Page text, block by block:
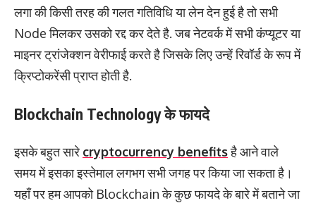
लगा की किसी तरह की गलत गतिविधि या लेन देन हुई है तो सभी
Node मिलकर उसको रद्द कर देते है. जब नेटवर्क में सभी कंप्यूटर या
माइनर ट्रांजेक्शन वेरीफाई करते है जिसके लिए उन्हें रिवॉर्ड के रूप में
क्रिप्टोकरेंसी प्राप्त होती है.
Blockchain Technology के फायदे
इसके बहुत सारे cryptocurrency benefitsहै आने वाले
समय में इसका इस्तेमाल लगभग सभी जगह पर किया जा सकता है।
यहाँ पर हम आपको Blockchain के कुछ फायदे के बारे में बताने जा